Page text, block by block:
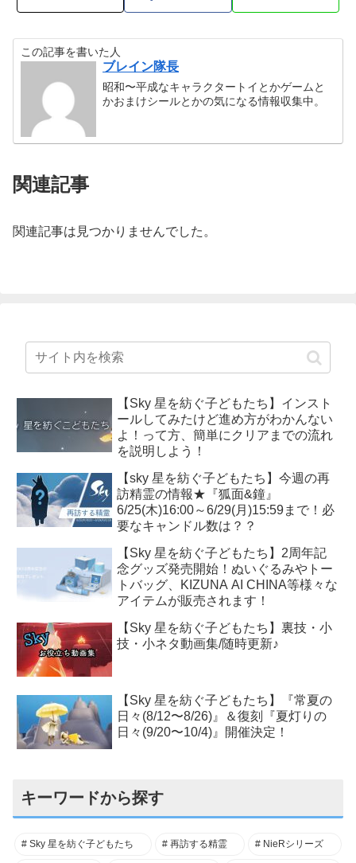
この記事を書いた人
ブレイン隊長
昭和〜平成なキャラクタートイとかゲームと
かおまけシールとかの気になる情報収集中。
関連記事
関連記事は見つかりませんでした。
【Sky 星を紡ぐ子どもたち】インスト
ールしてみたけど進め方がわかんない
よ！って方、簡単にクリアまでの流れ
を説明しよう！
【sky 星を紡ぐ子どもたち】今週の再
訪精霊の情報★『狐面&鐘』
6/25(木)16:00～6/29(月)15:59まで！必
要なキャンドル数は？？
【Sky 星を紡ぐ子どもたち】2周年記
念グッズ発売開始！ぬいぐるみやトー
トバッグ、KIZUNA AI CHINA等様々な
アイテムが販売されます！
【Sky 星を紡ぐ子どもたち】裏技・小
技・小ネタ動画集/随時更新♪
【Sky 星を紡ぐ子どもたち】『常夏の
日々(8/12〜8/26)』＆復刻『夏灯りの
日々(9/20〜10/4)』開催決定！
キーワードから探す
Sky 星を紡ぐ子どもたち 再訪する精霊 NieRシリーズ